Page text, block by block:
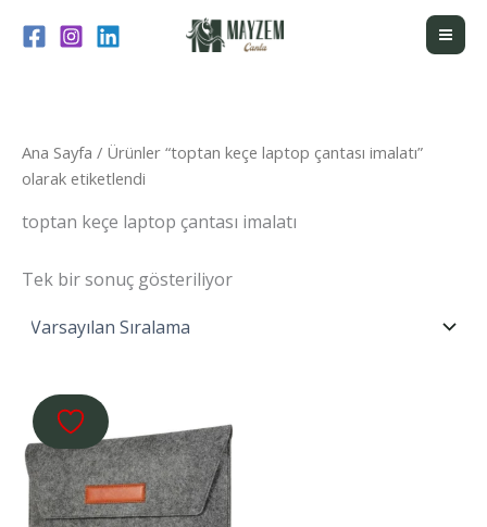
atla
Ana Sayfa / Ürünler “toptan keçe laptop çantası imalatı”
olarak etiketlendi
toptan keçe laptop çantası imalatı
Tek bir sonuç gösteriliyor